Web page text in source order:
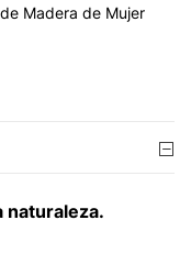
Madera de Mujer
naturaleza.